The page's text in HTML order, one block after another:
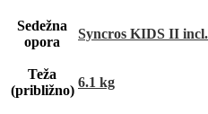
Sedežna
opora
Syncros KIDS II
Teža
(približno)
6.1 kg